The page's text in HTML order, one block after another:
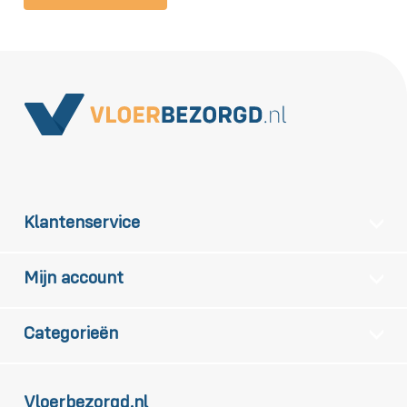
Vloerbezorgd.nl
Klantenservice
Mijn account
Categorieën